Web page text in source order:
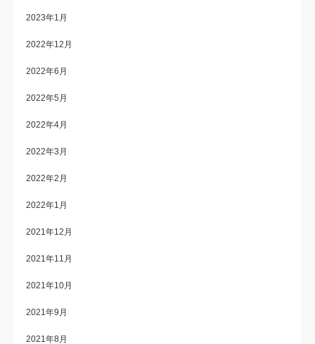
2023年1月
2022年12月
2022年6月
2022年5月
2022年4月
2022年3月
2022年2月
2022年1月
2021年12月
2021年11月
2021年10月
2021年9月
2021年8月